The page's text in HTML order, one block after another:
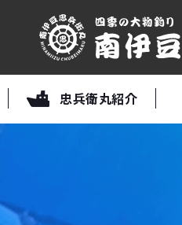
忠兵衛丸紹介